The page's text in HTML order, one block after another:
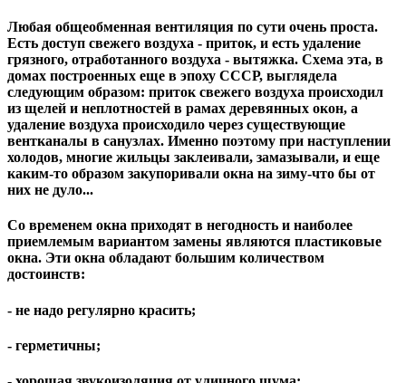
Любая общеобменная вентиляция по сути очень проста.
Есть доступ свежего воздуха - приток, и есть удаление
грязного, отработанного воздуха - вытяжка. Схема эта, в
домах построенных еще в эпоху СССР, выглядела
следующим образом: приток свежего воздуха происходил
из щелей и неплотностей в рамах деревянных окон, а
удаление воздуха происходило через существующие
вентканалы в санузлах. Именно поэтому при наступлении
холодов, многие жильцы заклеивали, замазывали, и еще
каким-то образом закупоривали окна на зиму-что бы от
них не дуло...
Со временем окна приходят в негодность и наиболее
приемлемым вариантом замены являются пластиковые
окна. Эти окна обладают большим количеством
достоинств:
- не надо регулярно красить;
- герметичны;